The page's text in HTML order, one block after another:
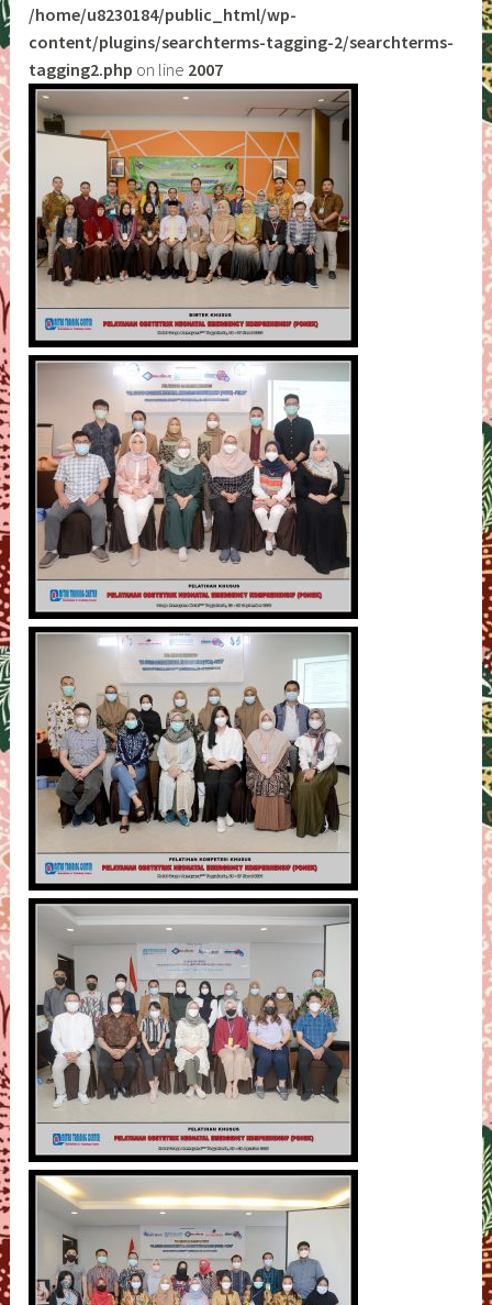
/home/u8230184/public_html/wp-
content/plugins/searchterms-tagging-2/searchterms-
tagging2.php on line 2007